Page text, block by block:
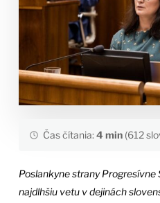
Čas čítania:4 min(612
Poslankyne strany
najdlhšiu vetu v dejinách